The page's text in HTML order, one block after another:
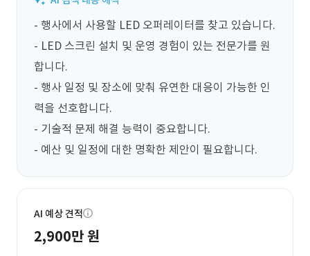
- 행사에서 사용할 LED 오퍼레이터를 찾고 있습니다.
- LED 스크린 설치 및 운영 경험이 있는 전문가를 원
합니다.
- 행사 일정 및 장소에 맞춰 유연한 대응이 가능한 인
력을 선호합니다.
- 기술적 문제 해결 능력이 중요합니다.
- 예산 및 일정에 대한 명확한 제안이 필요합니다.
AI 예상 견적
2,900만 원